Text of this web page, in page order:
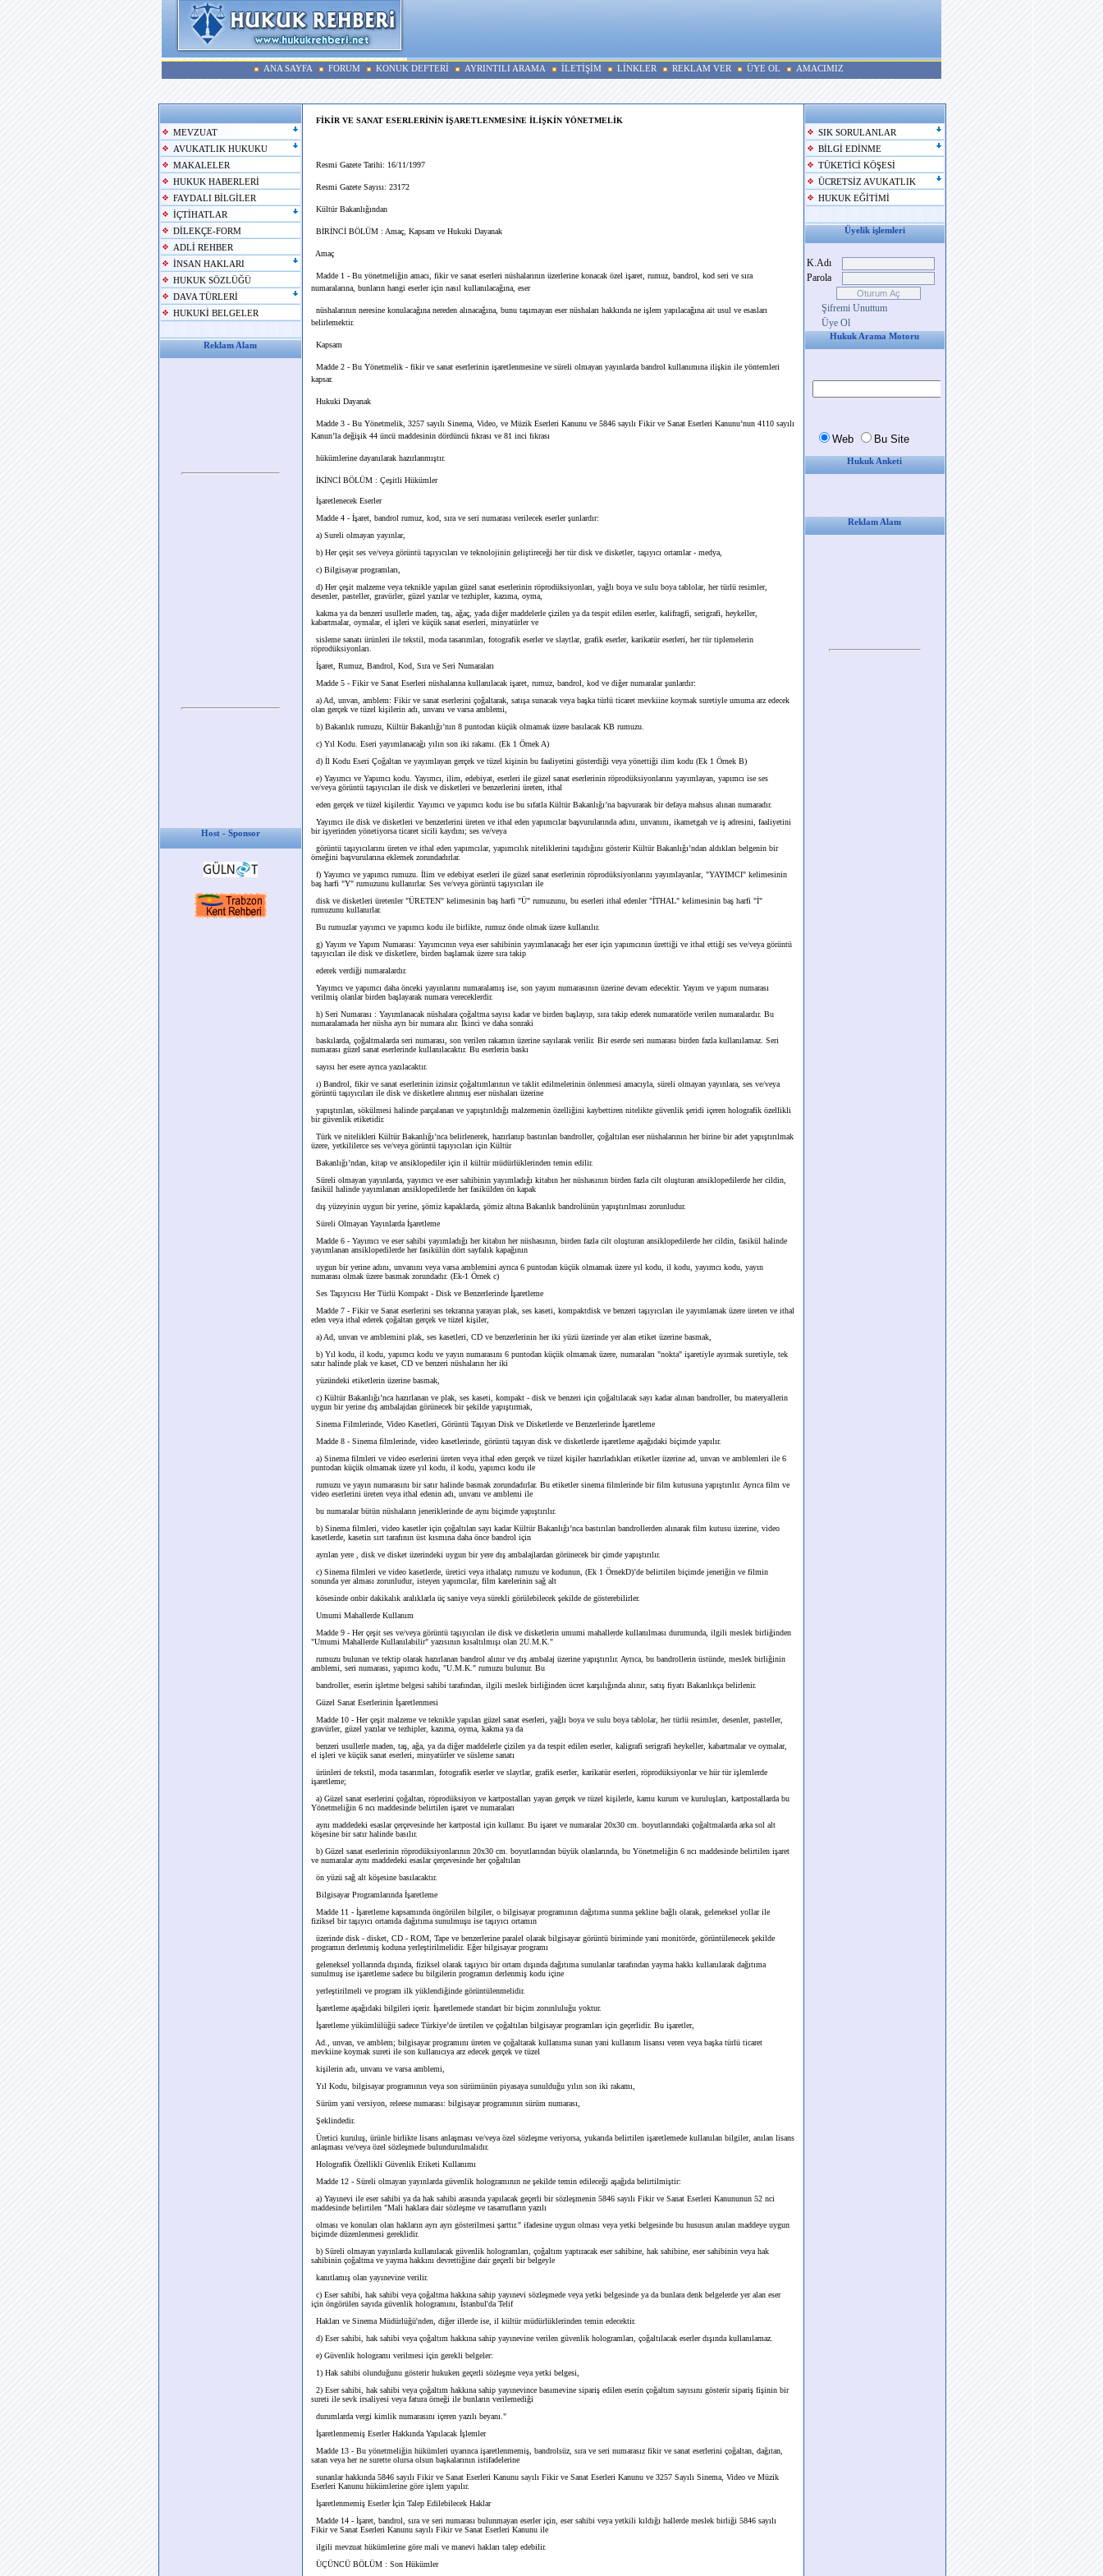
ANA SAYFA FORUM KONUK DEFTERİ AYRINTILI ARAMA İLETİŞİM LİNKLER REKLAM VER ÜYE OL AMACIMIZ
MEVZUAT
AVUKATLIK HUKUKU
MAKALELER
HUKUK HABERLERİ
FAYDALI BİLGİLER
İÇTİHATLAR
DİLEKÇE-FORM
ADLİ REHBER
İNSAN HAKLARI
HUKUK SÖZLÜĞÜ
DAVA TÜRLERİ
HUKUKİ BELGELER
Reklam Alanı
Host - Sponsor
FİKİR VE SANAT ESERLERİNİN İŞARETLENMESİNE İLİŞKİN YÖNETMELİK
Resmi Gazete Tarihi: 16/11/1997
Resmi Gazete Sayısı: 23172
Kültür Bakanlığından
BİRİNCİ BÖLÜM : Amaç, Kapsam ve Hukuki Dayanak
Amaç
Madde 1 - Bu yönetmeliğin amacı, fikir ve sanat eserleri nüshalarının üzerlerine konacak özel işaret, rumuz, bandrol, kod seri ve sıra
numaralarına, bunların hangi eserler için nasıl kullanılacağına, eser
nüshalarının neresine konulacağına nereden alınacağına, bunu taşımayan eser nüshaları hakkında ne işlem yapılacağına ait usul ve esasları
belirlemektir.
Kapsam
Madde 2 - Bu Yönetmelik - fikir ve sanat eserlerinin işaretlenmesine ve süreli olmayan yayınlarda bandrol kullanımına ilişkin ile yöntemleri
kapsar.
Hukuki Dayanak
Madde 3 - Bu Yönetmelik, 3257 sayılı Sinema, Video, ve Müzik Eserleri Kanunu ve 5846 sayılı Fikir ve Sanat Eserleri Kanunu’nun 4110 sayılı
Kanun’la değişik 44 üncü maddesinin dördüncü fıkrası ve 81 inci fıkrası
hükümlerine dayanılarak hazırlanmıştır.
İKİNCİ BÖLÜM : Çeşitli Hükümler
İşaretlenecek Eserler
Madde 4 - İşaret, bandrol rumuz, kod, sıra ve seri numarası verilecek eserler şunlardır:
a) Sureli olmayan yayınlar,
b) Her çeşit ses ve/veya görüntü taşıyıcıları ve teknolojinin geliştireceği her tür disk ve disketler, taşıyıcı ortamlar - medya,
c) Bilgisayar programları,
d) Her çeşit malzeme veya teknikle yapılan güzel sanat eserlerinin röprodüksiyonları, yağlı boya ve sulu boya tablolar, her türlü resimler,
desenler, pasteller, gravürler, güzel yazılar ve tezhipler, kazıma, oyma,
kakma ya da benzeri usullerle maden, taş, ağaç, yada diğer maddelerle çizilen ya da tespit edilen eserler, kalifragfi, serigrafi, heykeller,
kabartmalar, oymalar, el işleri ve küçük sanat eserleri, minyatürler ve
sisleme sanatı ürünleri ile tekstil, moda tasarımları, fotografik eserler ve slaytlar, grafik eserler, karikatür eserleri, her tür tiplemelerin
röprodüksiyonları.
İşaret, Rumuz, Bandrol, Kod, Sıra ve Seri Numaraları
Madde 5 - Fikir ve Sanat Eserleri nüshalarına kullanılacak işaret, rumuz, bandrol, kod ve diğer numaralar şunlardır:
a) Ad, unvan, amblem: Fikir ve sanat eserlerini çoğaltarak, satışa sunacak veya başka türlü ticaret mevkiine koymak suretiyle umuma arz edecek
olan gerçek ve tüzel kişilerin adı, unvanı ve varsa amblemi,
b) Bakanlık rumuzu, Kültür Bakanlığı’nın 8 puntodan küçük olmamak üzere basılacak KB rumuzu.
c) Yıl Kodu. Eseri yayımlanacağı yılın son iki rakamı. (Ek 1 Örnek A)
d) İl Kodu Eseri Çoğaltan ve yayımlayan gerçek ve tüzel kişinin bu faaliyetini gösterdiği veya yönettiği ilim kodu (Ek 1 Örnek B)
e) Yayımcı ve Yapımcı kodu. Yayımcı, ilim, edebiyat, eserleri ile güzel sanat eserlerinin röprodüksiyonlarını yayımlayan, yapımcı ise ses
ve/veya görüntü taşıyıcıları ile disk ve disketleri ve benzerlerini üreten, ithal
eden gerçek ve tüzel kişilerdir. Yayımcı ve yapımcı kodu ise bu sıfatla Kültür Bakanlığı’na başvurarak bir defaya mahsus alınan numaradır.
Yayımcı ile disk ve disketleri ve benzerlerini üreten ve ithal eden yapımcılar başvurularında adını, unvanını, ikametgah ve iş adresini, faaliyetini
bir işyerinden yönetiyorsa ticaret sicili kaydını; ses ve/veya
görüntü taşıyıcılarını üreten ve ithal eden yapımcılar, yapımcılık niteliklerini taşıdığını gösterir Kültür Bakanlığı’ndan aldıkları belgenin bir
örneğini başvurularına eklemek zorundadırlar.
f) Yayımcı ve yapımcı rumuzu. İlim ve edebiyat eserleri ile güzel sanat eserlerinin röprodüksiyonlarını yayımlayanlar, "YAYIMCI" kelimesinin
baş harfi "Y" rumuzunu kullanırlar. Ses ve/veya görüntü taşıyıcıları ile
disk ve disketleri üretenler "ÜRETEN" kelimesinin baş harfi "Ü" rumuzunu, bu eserleri ithal edenler "İTHAL" kelimesinin baş harfi "İ"
rumuzunu kullanırlar.
Bu rumuzlar yayımcı ve yapımcı kodu ile birlikte, rumuz önde olmak üzere kullanılır.
g) Yayım ve Yapım Numarası: Yayımcının veya eser sahibinin yayımlanacağı her eser için yapımcının ürettiği ve ithal ettiği ses ve/veya görüntü
taşıyıcıları ile disk ve disketlere, birden başlamak üzere sıra takip
ederek verdiği numaralardır.
Yayımcı ve yapımcı daha önceki yayınlarını numaralamış ise, son yayım numarasının üzerine devam edecektir. Yayım ve yapım numarası
verilmiş olanlar birden başlayarak numara vereceklerdir.
h) Seri Numarası : Yayımlanacak nüshalara çoğaltma sayısı kadar ve birden başlayıp, sıra takip ederek numaratörle verilen numaralardır. Bu
numaralamada her nüsha ayrı bir numara alır. İkinci ve daha sonraki
baskılarda, çoğaltmalarda seri numarası, son verilen rakamın üzerine sayılarak verilir. Bir eserde seri numarası birden fazla kullanılamaz. Seri
numarası güzel sanat eserlerinde kullanılacaktır. Bu eserlerin baskı
sayısı her esere ayrıca yazılacaktır.
ı) Bandrol, fikir ve sanat eserlerinin izinsiz çoğaltımlarının ve taklit edilmelerinin önlenmesi amacıyla, süreli olmayan yayınlara, ses ve/veya
görüntü taşıyıcıları ile disk ve disketlere alınmış eser nüshaları üzerine
yapıştırılan, sökülmesi halinde parçalanan ve yapıştırıldığı malzemenin özelliğini kaybettiren nitelikte güvenlik şeridi içeren holografik özellikli
bir güvenlik etiketidir.
Türk ve nitelikleri Kültür Bakanlığı’nca belirlenerek, hazırlanıp bastırılan bandroller, çoğaltılan eser nüshalarının her birine bir adet yapıştırılmak
üzere, yetkililerce ses ve/veya görüntü taşıyıcıları için Kültür
Bakanlığı’ndan, kitap ve ansiklopediler için il kültür müdürlüklerinden temin edilir.
Süreli olmayan yayınlarda, yayımcı ve eser sahibinin yayımladığı kitabın her nüshasının birden fazla cilt oluşturan ansiklopedilerde her cildin,
fasikül halinde yayımlanan ansiklopedilerde her fasikülden ön kapak
dış yüzeyinin uygun bir yerine, şömiz kapaklarda, şömiz altına Bakanlık bandrolünün yapıştırılması zorunludur.
Süreli Olmayan Yayınlarda İşaretleme
Madde 6 - Yayımcı ve eser sahibi yayımladığı her kitabın her nüshasının, birden fazla cilt oluşturan ansiklopedilerde her cildin, fasikül halinde
yayımlanan ansiklopedilerde her fasikülün dört sayfalık kapağının
uygun bir yerine adını, unvanını veya varsa amblemini ayrıca 6 puntodan küçük olmamak üzere yıl kodu, il kodu, yayımcı kodu, yayın
numarası olmak üzere basmak zorundadır. (Ek-1 Örnek c)
Ses Taşıyıcısı Her Türlü Kompakt - Disk ve Benzerlerinde İşaretleme
Madde 7 - Fikir ve Sanat eserlerini ses tekrarına yarayan plak, ses kaseti, kompaktdisk ve benzeri taşıyıcıları ile yayımlamak üzere üreten ve ithal
eden veya ithal ederek çoğaltan gerçek ve tüzel kişiler,
a) Ad, unvan ve amblemini plak, ses kasetleri, CD ve benzerlerinin her iki yüzü üzerinde yer alan etiket üzerine basmak,
b) Yıl kodu, il kodu, yapımcı kodu ve yayın numarasını 6 puntodan küçük olmamak üzere, numaraları "nokta" işaretiyle ayırmak suretiyle, tek
satır halinde plak ve kaset, CD ve benzeri nüshaların her iki
yüzündeki etiketlerin üzerine basmak,
c) Kültür Bakanlığı’nca hazırlanan ve plak, ses kaseti, kompakt - disk ve benzeri için çoğaltılacak sayı kadar alınan bandroller, bu materyallerin
uygun bir yerine dış ambalajdan görünecek bir şekilde yapıştırmak,
Sinema Filmlerinde, Video Kasetleri, Görüntü Taşıyan Disk ve Disketlerde ve Benzerlerinde İşaretleme
Madde 8 - Sinema filmlerinde, video kasetlerinde, görüntü taşıyan disk ve disketlerde işaretleme aşağıdaki biçimde yapılır.
a) Sinema filmleri ve video eserlerini üreten veya ithal eden gerçek ve tüzel kişiler hazırladıkları etiketler üzerine ad, unvan ve amblemleri ile 6
puntodan küçük olmamak üzere yıl kodu, il kodu, yapımcı kodu ile
rumuzu ve yayın numarasını bir satır halinde basmak zorundadırlar. Bu etiketler sinema filmlerinde bir film kutusuna yapıştırılır. Ayrıca film ve
video eserlerini üreten veya ithal edenin adı, unvanı ve amblemi ile
bu numaralar bütün nüshaların jeneriklerinde de aynı biçimde yapıştırılır.
b) Sinema filmleri, video kasetler için çoğaltılan sayı kadar Kültür Bakanlığı’nca bastırılan bandrollerden alınarak film kutusu üzerine, video
kasetlerde, kasetin sırt tarafının üst kısmına daha önce bandrol için
ayrılan yere , disk ve disket üzerindeki uygun bir yere dış ambalajlardan görünecek bir çimde yapıştırılır.
c) Sinema filmleri ve video kasetlerde, üretici veya ithalatçı rumuzu ve kodunun, (Ek 1 ÖrnekD)’de belirtilen biçimde jeneriğin ve filmin
sonunda yer alması zorunludur, isteyen yapımcılar, film karelerinin sağ alt
kösesinde onbir dakikalık aralıklarla üç saniye veya sürekli görülebilecek şekilde de gösterebilirler.
Umumi Mahallerde Kullanım
Madde 9 - Her çeşit ses ve/veya görüntü taşıyıcıları ile disk ve disketlerin umumi mahallerde kullanılması durumunda, ilgili meslek birliğinden
"Umumi Mahallerde Kullanılabilir" yazısının kısaltılmışı olan 2U.M.K."
rumuzu bulunan ve tektip olarak hazırlanan bandrol alınır ve dış ambalaj üzerine yapıştırılır. Ayrıca, bu bandrollerin üstünde, meslek birliğinin
amblemi, seri numarası, yapımcı kodu, "U.M.K." rumuzu bulunur. Bu
bandroller, eserin işletme belgesi sahibi tarafından, ilgili meslek birliğinden ücret karşılığında alınır, satış fiyatı Bakanlıkça belirlenir.
Güzel Sanat Eserlerinin İşaretlenmesi
Madde 10 - Her çeşit malzeme ve teknikle yapılan güzel sanat eserleri, yağlı boya ve sulu boya tablolar, her türlü resimler, desenler, pasteller,
gravürler, güzel yazılar ve tezhipler, kazıma, oyma, kakma ya da
benzeri usullerle maden, taş, ağa, ya da diğer maddelerle çizilen ya da tespit edilen eserler, kaligrafi serigrafi heykeller, kabartmalar ve oymalar,
el işleri ve küçük sanat eserleri, minyatürler ve süsleme sanatı
ürünleri de tekstil, moda tasarımları, fotografik eserler ve slaytlar, grafik eserler, karikatür eserleri, röprodüksiyonlar ve hür tür işlemlerde
işaretleme;
a) Güzel sanat eserlerini çoğaltan, röprodüksiyon ve kartpostalları yayan gerçek ve tüzel kişilerle, kamu kurum ve kuruluşları, kartpostallarda bu
Yönetmeliğin 6 ncı maddesinde belirtilen işaret ve numaraları
aynı maddedeki esaslar çerçevesinde her kartpostal için kullanır. Bu işaret ve numaralar 20x30 cm. boyutlarındaki çoğaltmalarda arka sol alt
köşesine bir satır halinde basılır.
b) Güzel sanat eserlerinin röprodüksiyonlarının 20x30 cm. boyutlarından büyük olanlarında, bu Yönetmeliğin 6 ncı maddesinde belirtilen işaret
ve numaralar aynı maddedeki esaslar çerçevesinde her çoğaltılan
ön yüzü sağ alt köşesine basılacaktır.
Bilgisayar Programlarında İşaretleme
Madde 11 - İşaretleme kapsamında öngörülen bilgiler, o bilgisayar programının dağıtıma sunma şekline bağlı olarak, geleneksel yollar ile
fiziksel bir taşıyıcı ortamda dağıtıma sunulmuşu ise taşıyıcı ortamın
üzerinde disk - disket, CD - ROM, Tape ve benzerlerine paralel olarak bilgisayar görüntü biriminde yani monitörde, görüntülenecek şekilde
programın derlenmiş koduna yerleştirilmelidir. Eğer bilgisayar programı
geleneksel yollarında dışında, fiziksel olarak taşıyıcı bir ortam dışında dağıtıma sunulanlar tarafından yayma hakkı kullanılarak dağıtıma
sunulmuş ise işaretleme sadece bu bilgilerin programın derlenmiş kodu içine
yerleştirilmeli ve program ilk yüklendiğinde görüntülenmelidir.
İşaretleme aşağıdaki bilgileri içerir. İşaretlemede standart bir biçim zorunluluğu yoktur.
İşaretleme yükümlülüğü sadece Türkiye’de üretilen ve çoğaltılan bilgisayar programları için geçerlidir. Bu işaretler,
Ad., unvan, ve amblem; bilgisayar programını üreten ve çoğaltarak kullanıma sunan yani kullanım lisansı veren veya başka türlü ticaret
mevkiine koymak sureti ile son kullanıcıya arz edecek gerçek ve tüzel
kişilerin adı, unvanı ve varsa amblemi,
Yıl Kodu, bilgisayar programının veya son sürümünün piyasaya sunulduğu yılın son iki rakamı,
Sürüm yani versiyon, releese numarası: bilgisayar programının sürüm numarası,
Şeklindedir.
Üretici kuruluş, ürünle birlikte lisans anlaşması ve/veya özel sözleşme veriyorsa, yukarıda belirtilen işaretlemede kullanılan bilgiler, anılan lisans
anlaşması ve/veya özel sözleşmede bulundurulmalıdır.
Holografik Özellikli Güvenlik Etiketi Kullanımı
Madde 12 - Süreli olmayan yayınlarda güvenlik hologramının ne şekilde temin edileceği aşağıda belirtilmiştir:
a) Yayınevi ile eser sahibi ya da hak sahibi arasında yapılacak geçerli bir sözleşmenin 5846 sayılı Fikir ve Sanat Eserleri Kanununun 52 nci
maddesinde belirtilen "Mali haklara dair sözleşme ve tasarrufların yazılı
olması ve konuları olan hakların ayrı ayrı gösterilmesi şarttır." ifadesine uygun olması veya yetki belgesinde bu hususun anılan maddeye uygun
biçimde düzenlenmesi gereklidir.
b) Süreli olmayan yayınlarda kullanılacak güvenlik hologramları, çoğaltım yaptıracak eser sahibine, hak sahibine, eser sahibinin veya hak
sahibinin çoğaltma ve yayma hakkını devrettiğine dair geçerli bir belgeyle
kanıtlamış olan yayınevine verilir.
c) Eser sahibi, hak sahibi veya çoğaltma hakkına sahip yayınevi sözleşmede veya yetki belgesinde ya da bunlara denk belgelerde yer alan eser
için öngörülen sayıda güvenlik hologramını, İstanbul'da Telif
Hakları ve Sinema Müdürlüğü'nden, diğer illerde ise, il kültür müdürlüklerinden temin edecektir.
d) Eser sahibi, hak sahibi veya çoğaltım hakkına sahip yayınevine verilen güvenlik hologramları, çoğaltılacak eserler dışında kullanılamaz.
e) Güvenlik hologramı verilmesi için gerekli belgeler:
1) Hak sahibi olunduğunu gösterir hukuken geçerli sözleşme veya yetki belgesi,
2) Eser sahibi, hak sahibi veya çoğaltım hakkına sahip yayınevince basımevine sipariş edilen eserin çoğaltım sayısını gösterir sipariş fişinin bir
sureti ile sevk irsaliyesi veya fatura örneği ile bunların verilemediği
durumlarda vergi kimlik numarasını içeren yazılı beyanı."
İşaretlenmemiş Eserler Hakkında Yapılacak İşlemler
Madde 13 - Bu yönetmeliğin hükümleri uyarınca işaretlenmemiş, bandrolsüz, sıra ve seri numarasız fikir ve sanat eserlerini çoğaltan, dağıtan,
satan veya her ne surette olursa olsun başkalarının istifadelerine
sunanlar hakkında 5846 sayılı Fikir ve Sanat Eserleri Kanunu sayılı Fikir ve Sanat Eserleri Kanunu ve 3257 Sayılı Sinema, Video ve Müzik
Eserleri Kanunu hükümlerine göre işlem yapılır.
İşaretlenmemiş Eserler İçin Talep Edilebilecek Haklar
Madde 14 - İşaret, bandrol, sıra ve seri numarası bulunmayan eserler için, eser sahibi veya yetkili kıldığı hallerde meslek birliği 5846 sayılı
Fikir ve Sanat Eserleri Kanunu sayılı Fikir ve Sanat Eserleri Kanunu ile
ilgili mevzuat hükümlerine göre mali ve manevi hakları talep edebilir.
ÜÇÜNCÜ BÖLÜM : Son Hükümler
SIK SORULANLAR
BİLGİ EDİNME
TÜKETİCİ KÖŞESİ
ÜCRETSİZ AVUKATLIK
HUKUK EĞİTİMİ
Üyelik işlemleri
K.Adı
Parola
Şifremi Unuttum
Üye Ol
Hukuk Arama Motoru
Hukuk Anketi
Reklam Alanı